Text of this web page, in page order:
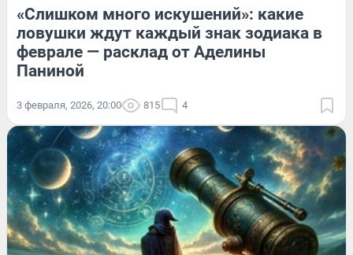
«Слишком много искушений»: какие
ловушки ждут каждый знак зодиака в
феврале — расклад от Аделины
Паниной
3 февраля, 2026, 20:00 815 4